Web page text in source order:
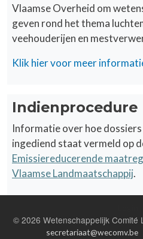
Vlaamse Overheid om
geven rond het thema
veehouderijen en
Klik hier voor meer
Indienprocedure
Informatie over hoe
ingediend staat vermeld op
Emissiereducerende
Vlaamse Landmaatschappij.
© 2026 Wetenschappelijk Comité
secretariaat@wecomv.be